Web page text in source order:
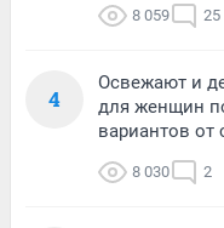
8 059 25
4
Освежают и
для женщин
вариантов от
8 030 2